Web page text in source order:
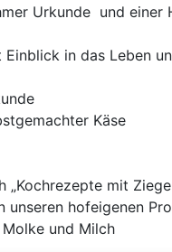
Urkunde und
in das Leben
Käse
„Kochrezepte mit
unseren hofeigenen
und Milch